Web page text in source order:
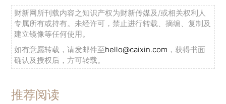
财新网所刊载内容之知识产权为财新传媒及/或相关权利人
专属所有或持有。未经许可，禁止进行转载、摘编、复制及
建立镜像等任何使用。
如有意愿转载，请发邮件至hello@caixin.com ，获得书面
确认及授权后，方可转载。
推荐阅读